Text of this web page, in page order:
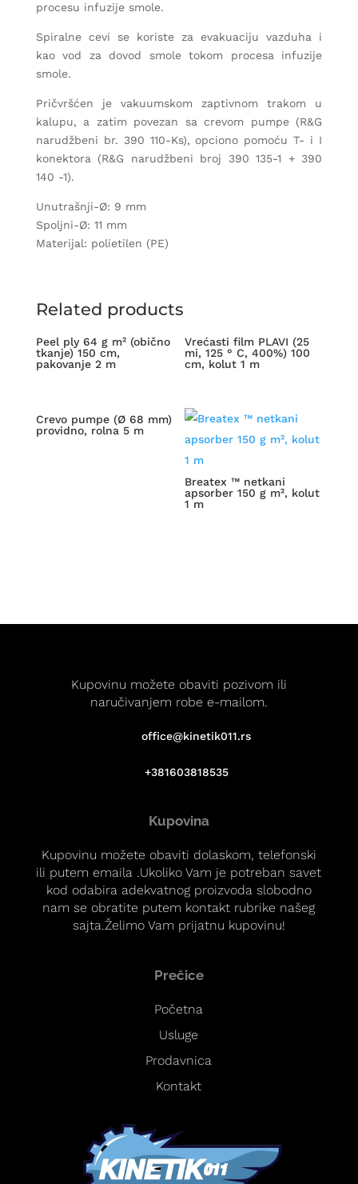
​​procesu infuzije smole.
Spiralne cevi se koriste za evakuaciju vazduha i
kao vod za dovod smole tokom procesa infuzije
smole.
Pričvršćen je vakuumskom zaptivnom trakom u
kalupu, a zatim povezan sa crevom pumpe (R&G
narudžbeni br. 390 110-Ks), opciono pomoću T- i I
konektora (R&G narudžbeni broj 390 135-1 + 390
140 -1).
Unutrašnji-Ø: 9 mm
Spoljni-Ø: 11 mm
Materijal: polietilen (PE)
Related products
Peel ply 64 g m² (obično
tkanje) 150 cm,
pakovanje 2 m
Vrećasti film PLAVI (25
mi, 125 ° C, 400%) 100
cm, kolut 1 m
Crevo pumpe (Ø 68 mm)
providno, rolna 5 m
Breatex ™ netkani
apsorber 150 g m², kolut
1 m
Kupovinu možete obaviti pozivom ili
naručivanjem robe e-mailom.
office@kinetik011.rs
+381603818535
Kupovina
Kupovinu možete obaviti dolaskom, telefonski
ili putem emaila .Ukoliko Vam je potreban savet
kod odabira adekvatnog proizvoda slobodno
nam se obratite putem kontakt rubrike našeg
sajta.Želimo Vam prijatnu kupovinu!
Prečice
Početna
Usluge
Prodavnica
Kontakt